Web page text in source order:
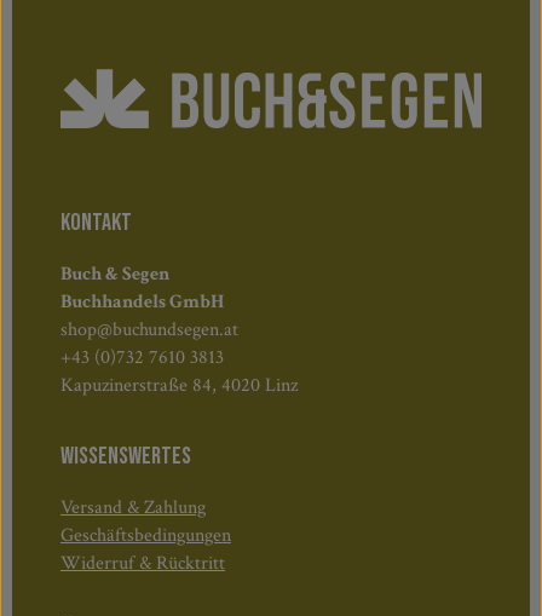
KONTAKT
Buch & Segen
Buchhandels GmbH
shop@buchundsegen.at
+43 (0)732 7610 3813
Kapuzinerstraße 84, 4020 Linz
WISSENSWERTES
Versand & Zahlung
Geschäftsbedingungen
Widerruf & Rücktritt